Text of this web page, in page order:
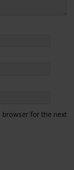
browser for the next